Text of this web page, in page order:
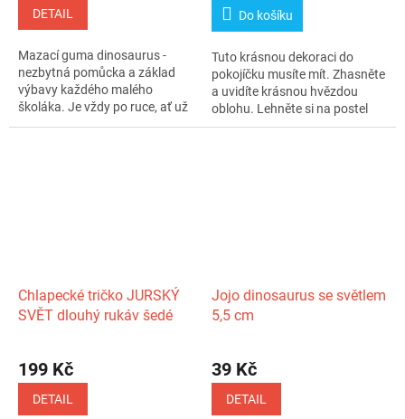
DETAIL
Mazací guma dinosaurus -
nezbytná pomůcka a základ
výbavy každého malého
školáka. Je vždy po ruce, ať už
na stole...
Do košíku
Tuto krásnou dekoraci do
pokojíčku musíte mít. Zhasněte
a uvidíte krásnou hvězdou
oblohu. Lehněte si na postel
a...
Chlapecké tričko JURSKÝ
SVĚT dlouhý rukáv šedé
199 Kč
DETAIL
Jojo dinosaurus se světlem
5,5 cm
39 Kč
DETAIL